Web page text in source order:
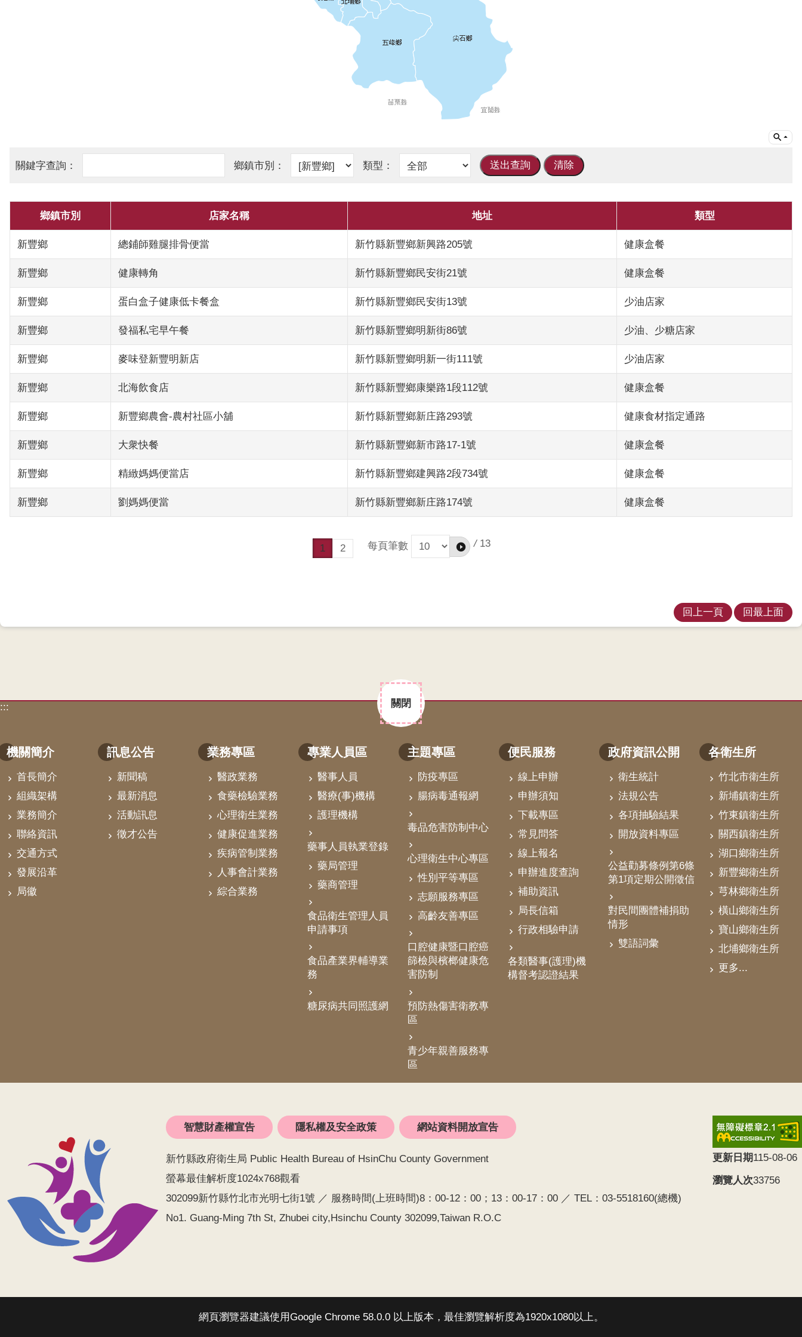
鄉鎮市別 店家名稱 地址 類型
新豐鄉 總鋪師雞腿排骨便當 新竹縣新豐鄉新興路205號 健康盒餐
新豐鄉 健康轉角 新竹縣新豐鄉民安街21號 健康盒餐
新豐鄉 蛋白盒子健康低卡餐盒 新竹縣新豐鄉民安街13號 少油店家
新豐鄉 發福私宅早午餐 新竹縣新豐鄉明新街86號 少油、少糖店家
新豐鄉 麥味登新豐明新店 新竹縣新豐鄉明新一街111號 少油店家
新豐鄉 北海飲食店 新竹縣新豐鄉康樂路1段112號 健康盒餐
新豐鄉 新豐鄉農會-農村社區小舖 新竹縣新豐鄉新庄路293號 健康食材指定通路
新豐鄉 大衆快餐 新竹縣新豐鄉新市路17-1號 健康盒餐
新豐鄉 精緻媽媽便當店 新竹縣新豐鄉建興路2段734號 健康盒餐
新豐鄉 劉媽媽便當 新竹縣新豐鄉新庄路174號 健康盒餐
1 2 每頁筆數 / 13
回上一頁 回最上面
關閉
:::
機關簡介
首長簡介
組織架構
業務簡介
聯絡資訊
交通方式
發展沿革
局徽
訊息公告
新聞稿
最新消息
活動訊息
徵才公告
業務專區
醫政業務
食藥檢驗業務
心理衛生業務
健康促進業務
疾病管制業務
人事會計業務
綜合業務
專業人員區
醫事人員
醫療(事)機構
護理機構
藥事人員執業登錄
藥局管理
藥商管理
食品衛生管理人員
申請事項
食品產業界輔導業
務
糖尿病共同照護網
主題專區
防疫專區
腸病毒通報網
毒品危害防制中心
心理衛生中心專區
性別平等專區
志願服務專區
高齡友善專區
口腔健康暨口腔癌
篩檢與檳榔健康危
害防制
預防熱傷害衛教專
區
青少年親善服務專
區
便民服務
線上申辦
申辦須知
下載專區
常見問答
線上報名
申辦進度查詢
補助資訊
局長信箱
行政相驗申請
各類醫事(護理)機
構督考認證結果
政府資訊公開
衛生統計
法規公告
各項抽驗結果
開放資料專區
公益勸募條例第6條
第1項定期公開徵信
對民間團體補捐助
情形
雙語詞彙
各衛生所
竹北市衛生所
新埔鎮衛生所
竹東鎮衛生所
關西鎮衛生所
湖口鄉衛生所
新豐鄉衛生所
芎林鄉衛生所
橫山鄉衛生所
寶山鄉衛生所
北埔鄉衛生所
更多...
智慧財產權宣告 隱私權及安全政策 網站資料開放宣告
新竹縣政府衛生局 Public Health Bureau of HsinChu County Government
螢幕最佳解析度1024x768觀看
302099新竹縣竹北市光明七街1號 ／ 服務時間(上班時間)8：00-12：00；13：00-17：00 ／ TEL：03-5518160(總機)
No1. Guang-Ming 7th St, Zhubei city,Hsinchu County 302099,Taiwan R.O.C
更新日期115-08-06
瀏覽人次33756
網頁瀏覽器建議使用Google Chrome 58.0.0 以上版本，最佳瀏覽解析度為1920x1080以上。